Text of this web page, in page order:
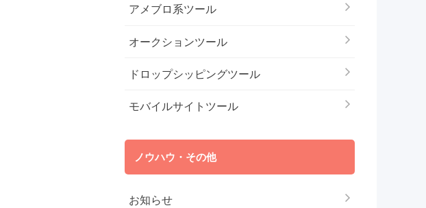
アメブロ系ツール
オークションツール
ドロップシッピングツール
モバイルサイトツール
ノウハウ・その他
お知らせ